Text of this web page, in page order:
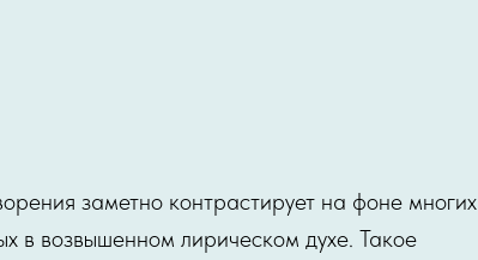
заметно контрастирует на фоне многих
в возвышенном лирическом духе. Такое